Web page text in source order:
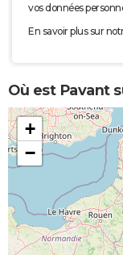
vos données
En savoir plus sur
Où est Pavant
+
−